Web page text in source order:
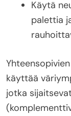
Käytä
palettia
käyttää
jotka